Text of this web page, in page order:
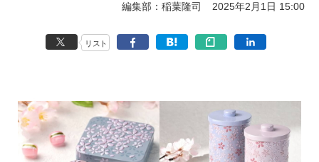
編集部：稲葉隆司 2025年2月1日 15:00
リスト